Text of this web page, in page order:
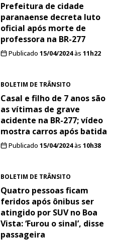
Prefeitura de cidade
paranaense decreta luto
oficial após morte de
professora na BR-277
Publicado 15/04/2024às 11h22
BOLETIM DE TRÂNSITO
Casal e filho de 7 anos são
as vítimas de grave
acidente na BR-277; vídeo
mostra carros após batida
Publicado 15/04/2024às 10h38
BOLETIM DE TRÂNSITO
Quatro pessoas ficam
feridos após ônibus ser
atingido por SUV no Boa
Vista: ‘Furou o sinal’, disse
passageira